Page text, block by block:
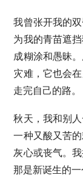
我曾张开我的
为我的青苗遮
成糊涂和愚昧
灾难，它也会
走完自己的路。
秋天，我和别
一种又酸又苦
灰心或丧气。
那是新诞生的一